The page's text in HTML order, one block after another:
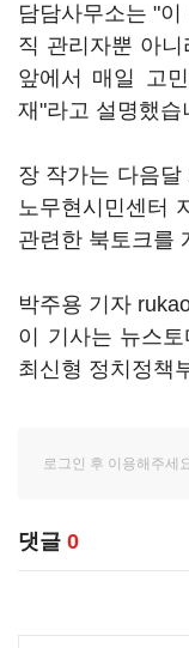
담담사무소는 "
직 관리자뿐 아
앞에서 매일 고
재"라고 설명했습
장 작가는 다음
노무현시민센터
관련한 북토크를
박주용 기자
이 기사는 뉴스
최신형 정치정책
댓글 0